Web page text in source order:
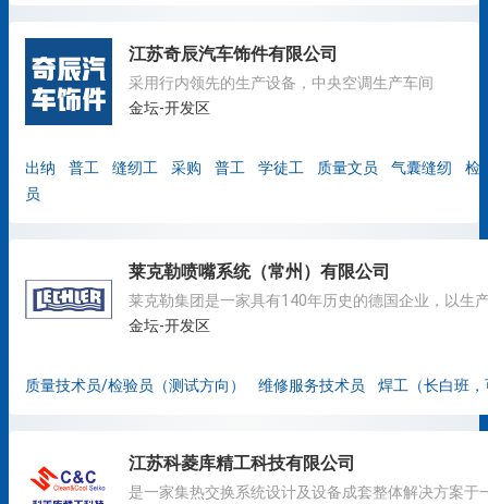
江苏奇辰汽车饰件有限公司
采用行内领先的生产设备，中央空调生产车间
金坛-开发区
出纳 普工 缝纫工 采购 普工 学徒工 质量文员 气囊缝纫
检
员
莱克勒喷嘴系统（常州）有限公司
金坛-开发区
质量技术员/检验员（测试方向） 维修服务技术员 焊工（长白班
江苏科菱库精工科技有限公司